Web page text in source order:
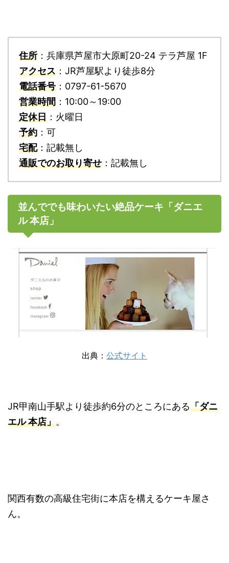
住所 ：兵庫県芦屋市大原町20-24 テラ芦屋 1F
アクセス ：JR芦屋駅より徒歩8分
電話番号 ：0797-61-5670
営業時間 ：10:00～19:00
定休日 ：火曜日
予約 ：可
宅配：記載無し
通販でのお取り寄せ ：記載無し
並んででも味わいたい絶品ケーキ「ダニエ
ル 本店」
出典： 公式サイト
JR甲南山手駅より徒歩約6分のところにある「ダニ
エル 本店」。
関西有数の高級住宅街に本店を構えるケーキ屋さ
ん。